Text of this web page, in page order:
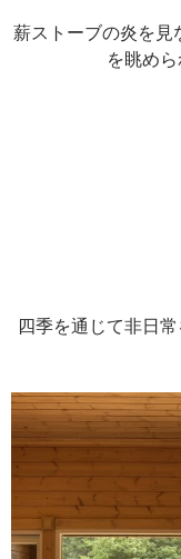
薪ストーブの炎を見
を眺め
四季を通じて非日